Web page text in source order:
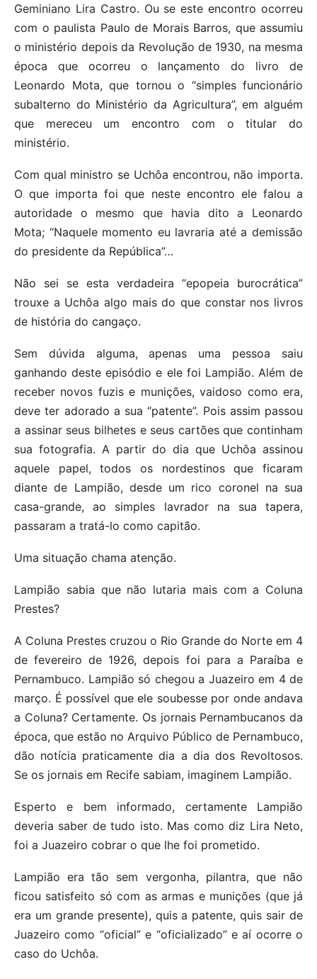
Geminiano Lira Castro. Ou se este encontro ocorreu
com o paulista Paulo de Morais Barros, que assumiu
o ministério depois da Revolução de 1930, na mesma
época que ocorreu o lançamento do livro de
Leonardo Mota, que tornou o “simples funcionário
subalterno do Ministério da Agricultura”, em alguém
que mereceu um encontro com o titular do
ministério.
Com qual ministro se Uchôa encontrou, não importa.
O que importa foi que neste encontro ele falou a
autoridade o mesmo que havia dito a Leonardo
Mota; “Naquele momento eu lavraria até a demissão
do presidente da República”…
Não sei se esta verdadeira “epopeia burocrática”
trouxe a Uchôa algo mais do que constar nos livros
de história do cangaço.
Sem dúvida alguma, apenas uma pessoa saiu
ganhando deste episódio e ele foi Lampião. Além de
receber novos fuzis e munições, vaidoso como era,
deve ter adorado a sua “patente”. Pois assim passou
a assinar seus bilhetes e seus cartões que continham
sua fotografia. A partir do dia que Uchôa assinou
aquele papel, todos os nordestinos que ficaram
diante de Lampião, desde um rico coronel na sua
casa-grande, ao simples lavrador na sua tapera,
passaram a tratá-lo como capitão.
Uma situação chama atenção.
Lampião sabia que não lutaria mais com a Coluna
Prestes?
A Coluna Prestes cruzou o Rio Grande do Norte em 4
de fevereiro de 1926, depois foi para a Paraíba e
Pernambuco. Lampião só chegou a Juazeiro em 4 de
março. É possível que ele soubesse por onde andava
a Coluna? Certamente. Os jornais Pernambucanos da
época, que estão no Arquivo Público de Pernambuco,
dão notícia praticamente dia a dia dos Revoltosos.
Se os jornais em Recife sabiam, imaginem Lampião.
Esperto e bem informado, certamente Lampião
deveria saber de tudo isto. Mas como diz Lira Neto,
foi a Juazeiro cobrar o que lhe foi prometido.
Lampião era tão sem vergonha, pilantra, que não
ficou satisfeito só com as armas e munições (que já
era um grande presente), quis a patente, quis sair de
Juazeiro como “oficial” e “oficializado” e aí ocorre o
caso do Uchôa.